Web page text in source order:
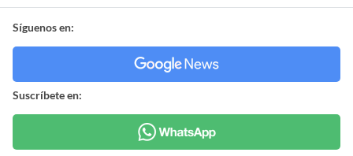
Síguenos en:
Suscríbete en: